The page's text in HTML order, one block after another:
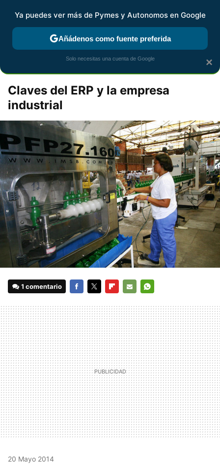
marca que se menciona +info
Inspiración para tu negocio
Claves del ERP y la empresa
industrial
1 comentario
MAIL
20 Mayo 2014
×
Ya puedes ver más de Pymes y Autonomos en Google
Añádenos como fuente preferida
Solo necesitas una cuenta de Google